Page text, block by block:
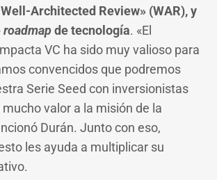
Architected Review» (WAR), y
roadmapde tecnología. «El
VC ha sido muy valioso para
convencidos que podremos
Serie Seed con inversionistas
valor a la misión de la
Durán. Junto con eso,
les ayuda a multiplicar su